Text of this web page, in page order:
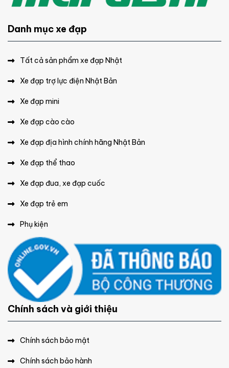
Danh mục xe đạp
Tất cả sản phẩm xe đạp Nhật
Xe đạp trợ lực điện Nhật Bản
Xe đạp mini
Xe đạp cào cào
Xe đạp địa hình chính hãng Nhật Bản
Xe đạp thể thao
Xe đạp đua, xe đạp cuốc
Xe đạp trẻ em
Phụ kiện
Chính sách và giới thiệu
Chính sách bảo mật
Chính sách bảo hành